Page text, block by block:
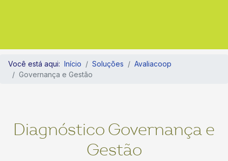
Você está aqui: Início Soluções
Avaliacoop
Governança e Gestão
Diagnóstico Governança e
Gestão